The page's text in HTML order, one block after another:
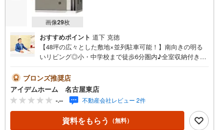
画像29枚
おすすめポイント 道下 克徳
【48坪の広々とした敷地×並列駐車可能！】南向きの明る
いリビング◎小・中学校まで徒歩6分圏内♪全室収納付きで
おります☆ ＼瀬戸市萩山台第3☆限定1邸】/当日のご来
店・ご見学、大歓迎♪【安心】制振装置設置住宅【品質】
設計住宅性能評価書、建設住宅性能評価書【充実】床下収
納、駐車2台、和室、玄関収納■名鉄バス「原山台東」停ま
で徒歩4分（約320m）→名鉄瀬戸線「尾張瀬戸」駅までバ
ス乗車10分■みつば小学校:徒歩5分（約360m）■光陵中学
ブロンズ推奨店
アイデムホーム 名古屋東店
-.-- 不動産会社レビュー 2件
資料をもらう （無料）